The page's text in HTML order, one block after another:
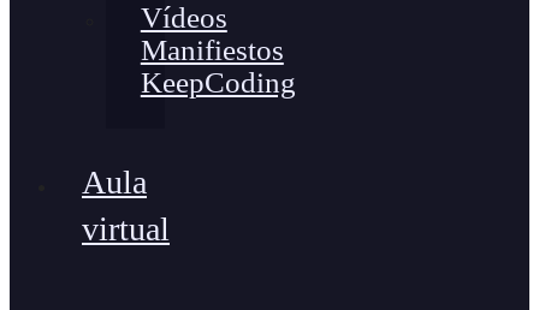
Vídeos
Manifiestos
KeepCoding
Aula
virtual